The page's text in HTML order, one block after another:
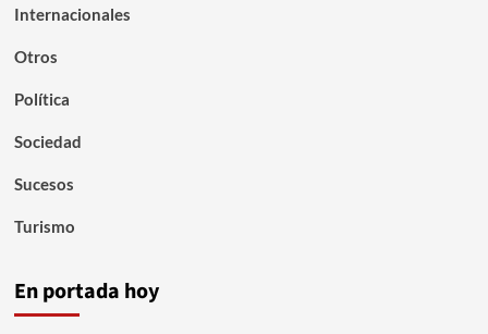
Internacionales
Otros
Política
Sociedad
Sucesos
Turismo
En portada hoy